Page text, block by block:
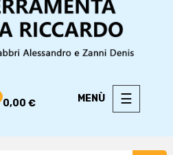
Toggle
☰
0,00 €